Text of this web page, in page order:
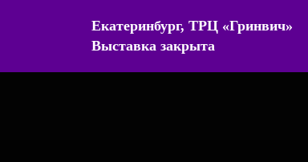
Екатеринбург, ТРЦ «Гринвич»
Выставка закрыта